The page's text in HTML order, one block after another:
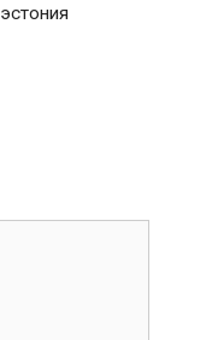
эстония